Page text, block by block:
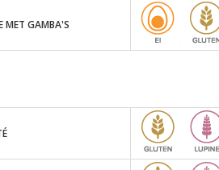
MET GAMBA'S